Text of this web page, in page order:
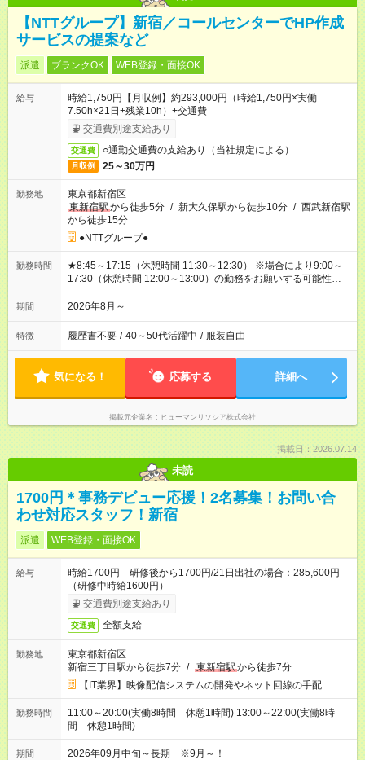
【NTTグループ】新宿／コールセンターでHP作成
サービスの提案など
派遣 ブランクOK WEB登録・面接OK
給与
時給1,750円【月収例】約293,000円（時給1,750円×実働
7.50h×21日+残業10h）+交通費
交通費別途支給あり
交通費 ○通勤交通費の支給あり（当社規定による）
月収例 25～30万円
勤務地
東京都新宿区
東新宿駅から徒歩5分 / 新大久保駅から徒歩10分 / 西武新宿駅
から徒歩15分
●NTTグループ●
勤務時間
★8:45～17:15（休憩時間 11:30～12:30） ※場合により9:00～
17:30（休憩時間 12:00～13:00）の勤務をお願いする可能性あ
り
期間 2026年8月～
特徴 履歴書不要 / 40～50代活躍中 / 服装自由
気になる！ 応募する 詳細へ
掲載元企業名 ヒューマンリソシア株式会社
掲載日：2026.07.14
未読
1700円＊事務デビュー応援！2名募集！お問い合
わせ対応スタッフ！新宿
派遣 WEB登録・面接OK
給与
時給1700円 研修後から1700円/21日出社の場合：285,600円
（研修中時給1600円）
交通費別途支給あり
交通費 全額支給
勤務地
東京都新宿区
新宿三丁目駅から徒歩7分 / 東新宿駅から徒歩7分
【IT業界】映像配信システムの開発やネット回線の手配
勤務時間
11:00～20:00(実働8時間 休憩1時間) 13:00～22:00(実働8時
間 休憩1時間)
期間 2026年09月中旬～長期 ※9月～！